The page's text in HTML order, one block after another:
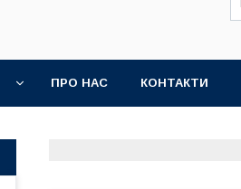
ПРО НАС КОНТАКТИ